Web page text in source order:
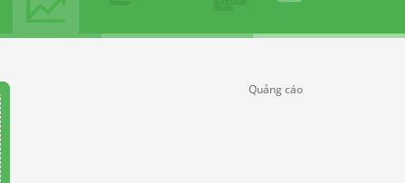
Quảng cáo